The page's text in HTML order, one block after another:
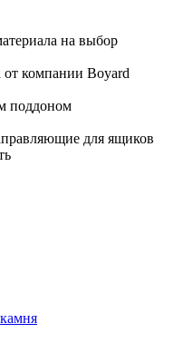
на выбор
компании Boyard
поддоном
для ящиков